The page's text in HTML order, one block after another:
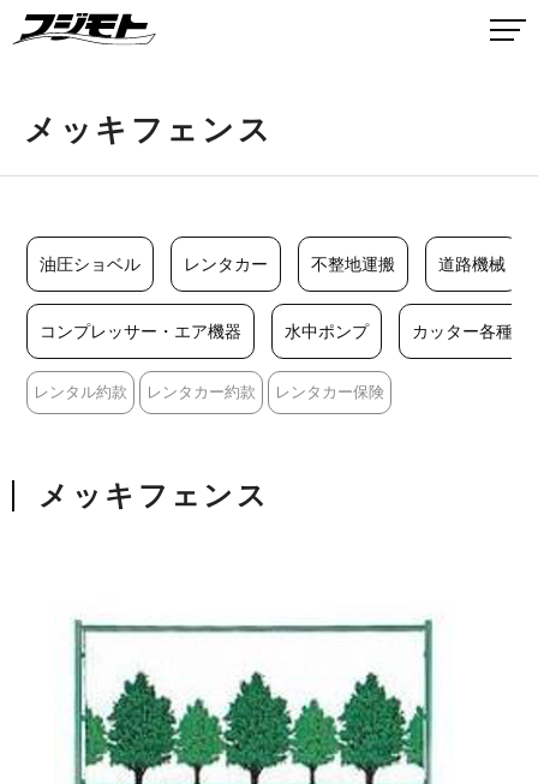
メッキフェンス
油圧ショベル レンタカー 不整地運搬 道路機械
コンプレッサー・エア機器 水中ポンプ カッター各種
レンタル約款 レンタカー約款 レンタカー保険
メッキフェンス